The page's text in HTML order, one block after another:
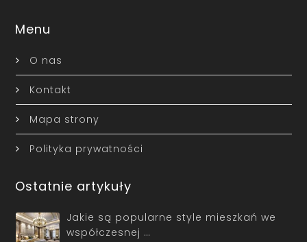
Menu
O nas
Kontakt
Mapa strony
Polityka prywatności
Ostatnie artykuły
Jakie są popularne style mieszkań we
współczesnej …